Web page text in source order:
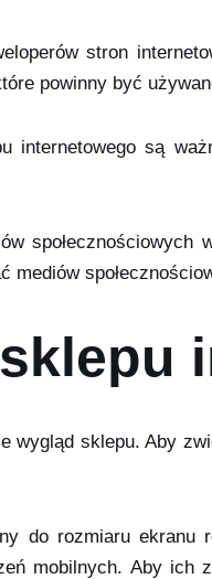
stron
powinny być
są
sklepu. Aby
do rozmiaru
mobilnych. Aby ich